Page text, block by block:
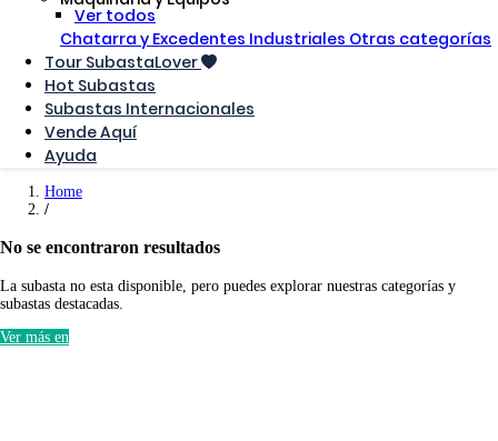
Ver todos
Chatarra y Excedentes Industriales Otras categorías
Tour SubastaLover
Hot Subastas
Subastas Internacionales
Vende Aquí
Ayuda
Home
No se encontraron resultados
La subasta no esta disponible, pero puedes explorar nuestras categorías y
subastas destacadas.
Ver más en